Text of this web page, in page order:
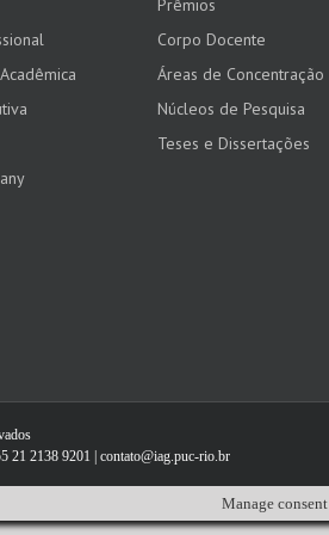
Prêmios
Corpo Docente
Áreas de Concentração
Núcleos de Pesquisa
Teses e Dissertações
21 2138 9201 | contato@iag.puc-rio.br
Manage consent